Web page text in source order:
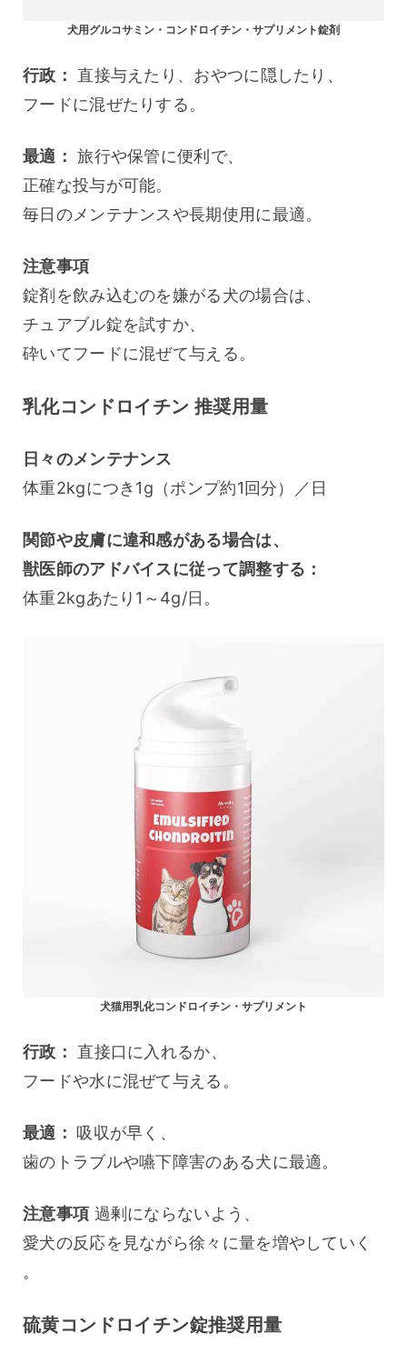
犬用グルコサミン・コンドロイチン・サプリメント錠剤
行政：
直接与えたり、おやつに隠したり、
フードに混ぜたりする。
最適： 旅行や保管に便利で、
正確な投与が可能。
毎日のメンテナンスや長期使用に最適。
注意事項
錠剤を飲み込むのを嫌がる犬の場合は、
チュアブル錠を試すか、
砕いてフードに混ぜて与える。
乳化コンドロイチン 推奨用量
日々のメンテナンス
体重2kgにつき1g（ポンプ約1回分）／日
関節や皮膚に違和感がある場合は、
獣医師のアドバイスに従って調整する：
体重2kgあたり1～4g/日。
犬猫用乳化コンドロイチン・サプリメント
行政：
直接口に入れるか、
フードや水に混ぜて与える。
最適： 吸収が早く、
歯のトラブルや嚥下障害のある犬に最適。
注意事項 過剰にならないよう、
愛犬の反応を見ながら徐々に量を増やしていく
。
硫黄コンドロイチン錠推奨用量